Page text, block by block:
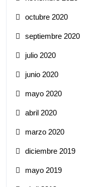
octubre 2020
septiembre 2020
julio 2020
junio 2020
mayo 2020
abril 2020
marzo 2020
diciembre 2019
mayo 2019